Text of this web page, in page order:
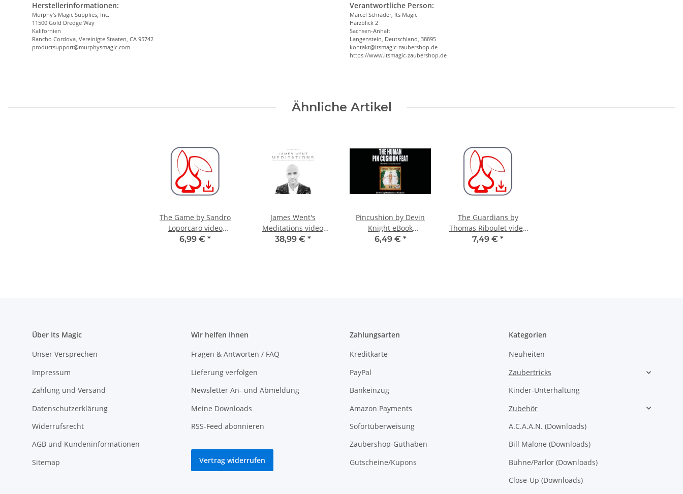
Herstellerinformationen:
Murphy's Magic Supplies, Inc.
11500 Gold Dredge Way
Kalifornien
Rancho Cordova, Vereinigte Staaten, CA 95742
productsupport@murphysmagic.com
Verantwortliche Person:
Marcel Schrader, Its Magic
Harzblick 2
Sachsen-Anhalt
Langenstein, Deutschland, 38895
kontakt@itsmagic-zaubershop.de
https://www.itsmagic-zaubershop.de
Ähnliche Artikel
The Game by Sandro
Loporcaro video
DOWNLOAD
6,99 € *
James Went's
Meditations video
DOWNLOAD
38,99 € *
Pincushion by Devin
Knight eBook
DOWNLOAD
6,49 € *
The Guardians by
Thomas Riboulet video
DOWNLOAD
7,49 € *
Über Its Magic
Unser Versprechen
Impressum
Zahlung und Versand
Datenschutzerklärung
Widerrufsrecht
AGB und Kundeninformationen
Sitemap
Wir helfen Ihnen
Fragen & Antworten / FAQ
Lieferung verfolgen
Newsletter An- und Abmeldung
Meine Downloads
RSS-Feed abonnieren
Vertrag widerrufen
Zahlungsarten
Kreditkarte
PayPal
Bankeinzug
Amazon Payments
Sofortüberweisung
Zaubershop-Guthaben
Gutscheine/Kupons
Kategorien
Neuheiten
Zaubertricks
Kinder-Unterhaltung
Zubehör
A.C.A.A.N. (Downloads)
Bill Malone (Downloads)
Bühne/Parlor (Downloads)
Close-Up (Downloads)